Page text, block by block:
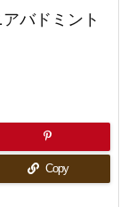
バドミント
Copy